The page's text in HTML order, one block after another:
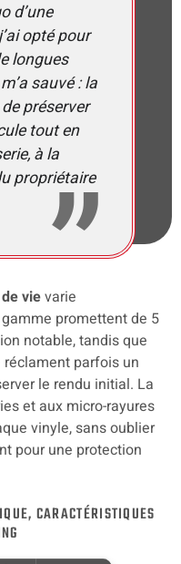
d’une
opté pour
longues
sauvé : la
préserver
tout en
à la
propriétaire
vievarie
promettent de 5
notable, tandis que
réclament parfois un
le rendu initial. La
et aux micro-rayures
vinyle, sans oublier
pour une protection
CARACTÉRISTIQUES